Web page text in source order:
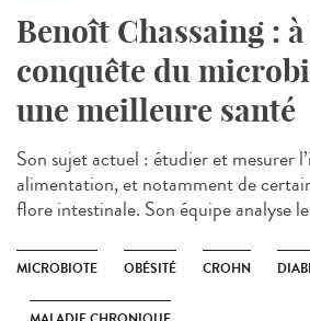
Benoît Chassaing :
conquête du
une meilleure santé
Son sujet actuel : étudier et mesurer
alimentation, et notamment de
flore intestinale. Son équipe analyse
MICROBIOTE OBÉSITÉ CROHN